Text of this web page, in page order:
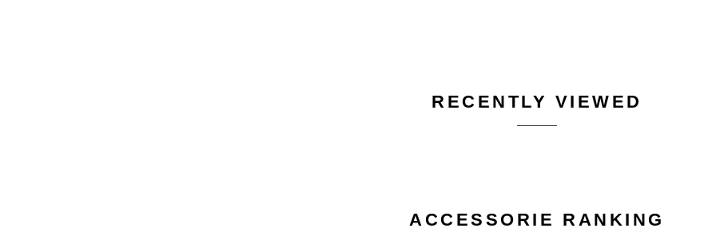
RECENTLY VIEWED
ACCESSORIE RANKING